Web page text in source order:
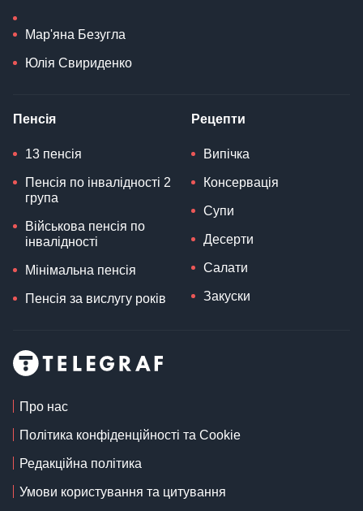
Мар'яна Безугла
Юлія Свириденко
Пенсія
13 пенсія
Пенсія по інвалідності 2
група
Військова пенсія по
інвалідності
Мінімальна пенсія
Пенсія за вислугу років
Рецепти
Випічка
Консервація
Супи
Десерти
Салати
Закуски
Про нас
Політика конфіденційності та Cookie
Редакційна політика
Умови користування та цитування